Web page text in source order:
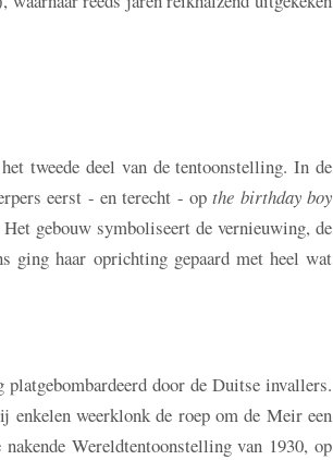
tweede deel van de tentoonstelling. In de
eerst - en terecht - opthe birthday boy
gebouw symboliseert de vernieuwing, de
ging haar oprichting gepaard met heel wat
door de Duitse invallers.
enkelen weerklonk de roep om de Meir een
Wereldtentoonstelling van 1930, op